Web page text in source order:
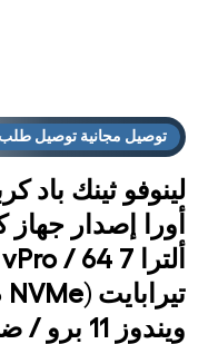
توصيل مجانية توصيل طلب
ويندوز